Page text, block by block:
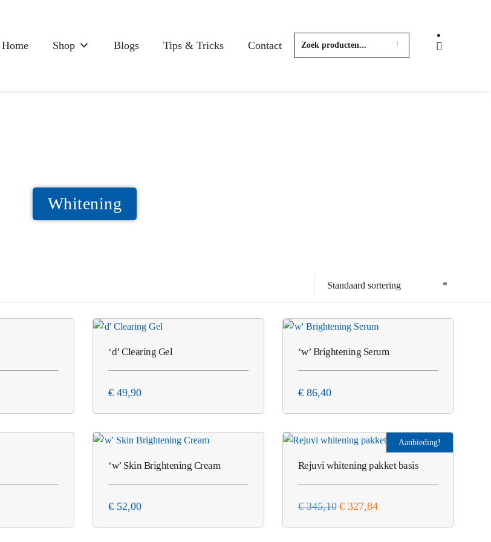
Home Shop Blogs Tips & Tricks Contact
Whitening
Standaard sortering
‘d’ Clearing Gel
€ 49,90
‘w’ Brightening Serum
€86,40
‘w’ Skin Brightening Cream
€ 52,00
Aanbieding!
Rejuvi whitening pakket basis
€345,10 Oorspronkelijke
€327,84Huidige